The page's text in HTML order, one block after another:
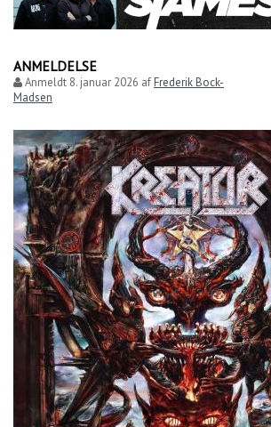
ANMELDELSE
Anmeldt 8. januar 2026 afFrederik Bock-
Madsen